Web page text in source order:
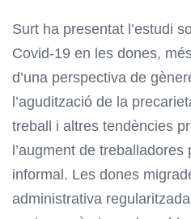
Surt ha presentat l’estudi
Covid-19 en les dones,
d’una perspectiva de
l’agudització de la
treball i altres tendències
l’augment de treballadores
informal. Les dones
administrativa